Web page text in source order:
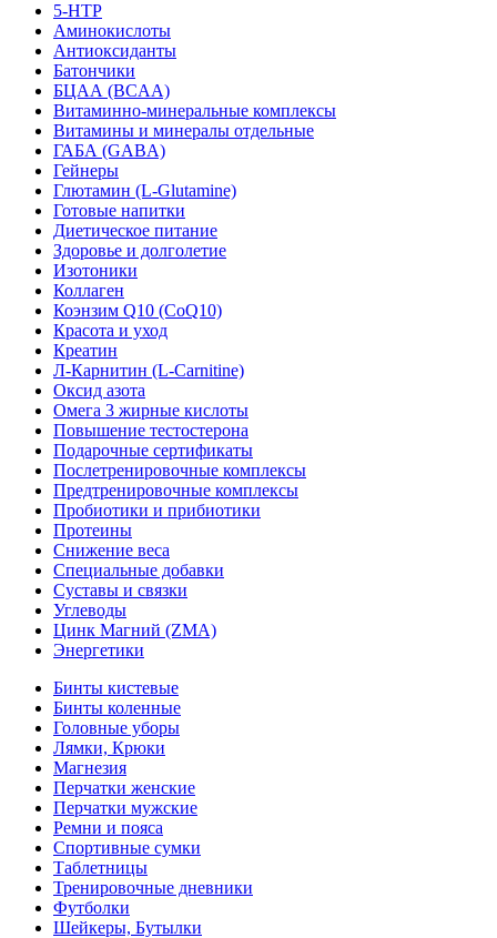
5-HTP
Аминокислоты
Антиоксиданты
Батончики
БЦАА (BCAA)
Витаминно-минеральные комплексы
Витамины и минералы отдельные
ГАБА (GABA)
Гейнеры
Глютамин (L-Glutamine)
Готовые напитки
Диетическое питание
Здоровье и долголетие
Изотоники
Коллаген
Коэнзим Q10 (CoQ10)
Красота и уход
Креатин
Л-Карнитин (L-Сarnitine)
Оксид азота
Омега 3 жирные кислоты
Повышение тестостерона
Подарочные сертификаты
Послетренировочные комплексы
Предтренировочные комплексы
Пробиотики и прибиотики
Протеины
Снижение веса
Специальные добавки
Суставы и связки
Углеводы
Цинк Магний (ZMA)
Энергетики
Бинты кистевые
Бинты коленные
Головные уборы
Лямки, Крюки
Магнезия
Перчатки женские
Перчатки мужские
Ремни и пояса
Спортивные сумки
Таблетницы
Тренировочные дневники
Футболки
Шейкеры, Бутылки